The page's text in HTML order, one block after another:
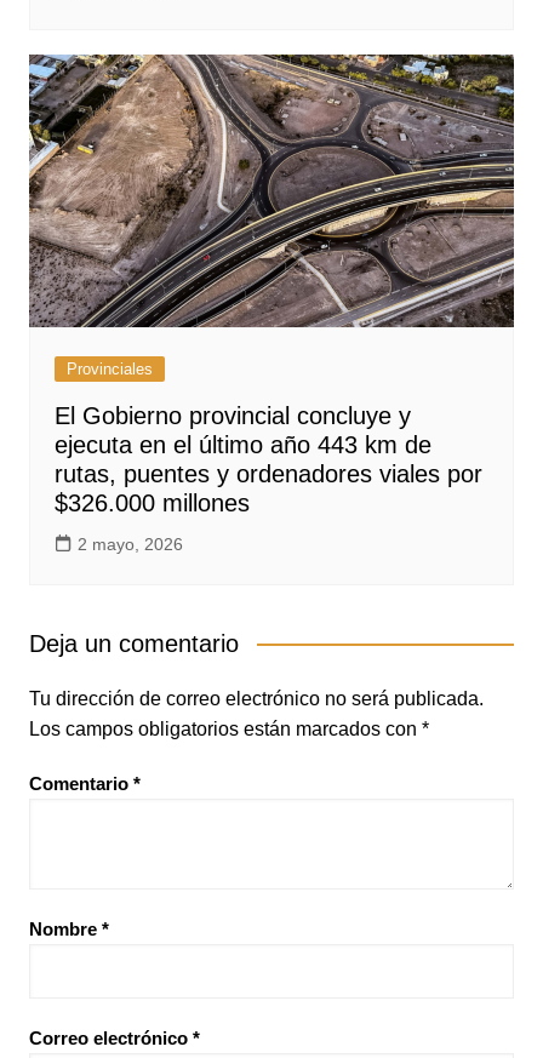
Provinciales
El Gobierno provincial concluye y
ejecuta en el último año 443 km de
rutas, puentes y ordenadores viales por
$326.000 millones
2 mayo, 2026
Deja un comentario
Tu dirección de correo electrónico no será publicada.
Los campos obligatorios están marcados con *
Comentario *
Nombre *
Correo electrónico *